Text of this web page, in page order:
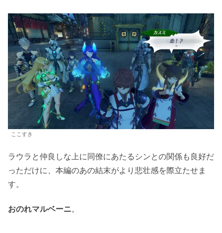
ここすき
ラウラと仲良しな上に同僚にあたるシンとの関係も良好だ
っただけに、本編のあの結末がより悲壮感を際立たせま
す。
おのれマルベーニ。